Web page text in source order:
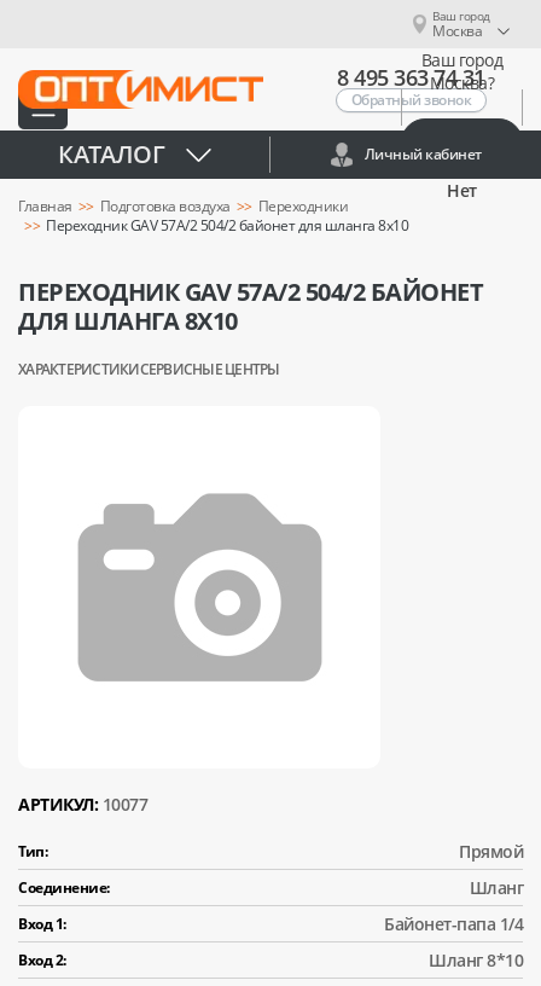
Ваш город
Москва
Ваш город
Москва?
Нет
8 495 363 74 31
Обратный звонок
КАТАЛОГ Личный кабинет
Главная Подготовка воздуха
Переходники
Переходник GAV 57А/2 504/2 байонет для шланга 8x10
ПЕРЕХОДНИК GAV 57А/2 504/2 БАЙОНЕТ
ДЛЯ ШЛАНГА 8X10
ХАРАКТЕРИСТИКИСЕРВИСНЫЕ ЦЕНТРЫ
АРТИКУЛ: 10077
Тип: Прямой
Соединение: Шланг
Вход 1: Байонет-папа 1/4
Вход 2: Шланг 8*10